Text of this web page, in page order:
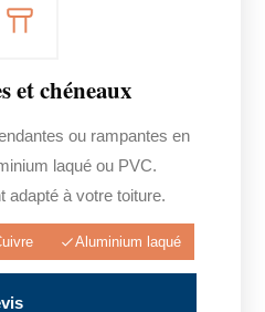
et chéneaux
ou rampantes en
laqué ou PVC.
adapté à votre toiture.
Aluminium laqué